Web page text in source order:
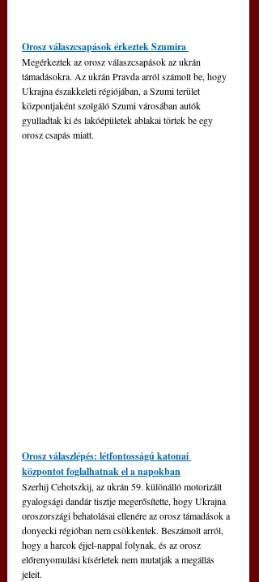
Orosz válaszcsapások érkeztek Szumira
Megérkeztek az orosz válaszcsapások az ukrán
támadásokra. Az ukrán Pravda arról számolt be, hogy
Ukrajna északkeleti régiójában, a Szumi terület
központjaként szolgáló Szumi városában autók
gyulladtak ki és lakóépületek ablakai törtek be egy
orosz csapás miatt.
Orosz válaszlépés: létfontosságú katonai
központot foglalhatnak el a napokban
Szerhij Cehotszkij, az ukrán 59. különálló motorizált
gyalogsági dandár tisztje megerősítette, hogy Ukrajna
oroszországi behatolásai ellenére az orosz támadások a
donyecki régióban nem csökkentek. Beszámolt arról,
hogy a harcok éjjel-nappal folynak, és az orosz
előrenyomulási kísérletek nem mutatják a megállás
jeleit.